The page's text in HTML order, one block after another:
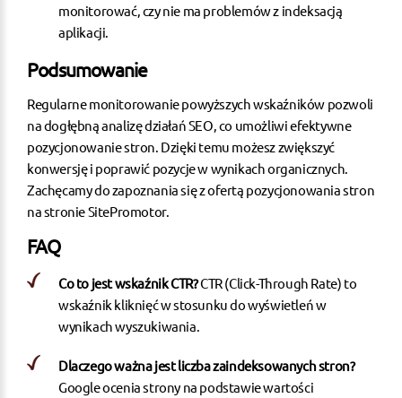
monitorować, czy nie ma problemów z indeksacją
aplikacji.
Podsumowanie
Regularne monitorowanie powyższych wskaźników pozwoli
na dogłębną analizę działań SEO, co umożliwi efektywne
pozycjonowanie stron. Dzięki temu możesz zwiększyć
konwersję i poprawić pozycje w wynikach organicznych.
Zachęcamy do zapoznania się z ofertą pozycjonowania stron
na stronieSitePromotor.
FAQ
Co to jest wskaźnik CTR?CTR (Click-Through Rate) to
wskaźnik kliknięć w stosunku do wyświetleń w
wynikach wyszukiwania.
Dlaczego ważna jest liczba zaindeksowanych stron?
Google ocenia strony na podstawie wartości